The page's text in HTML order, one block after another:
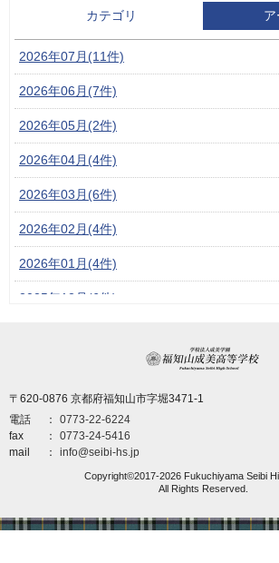
カテゴリ
2026年07月(11件)
2026年06月(7件)
2026年05月(2件)
2026年04月(4件)
2026年03月(6件)
2026年02月(4件)
2026年01月(4件)
2025年12月(6件)
2025年09月(6件)
2025年08月(5件)
2025年07月(3件)
〒620-0876 京都府福知山市字堀3471-1
電話
0773-22-6224
fax
0773-24-5416
mail
info@seibi-hs.jp
Copyright©2017-2026 Fukuchiyama Seibi
All Rights Reserved.